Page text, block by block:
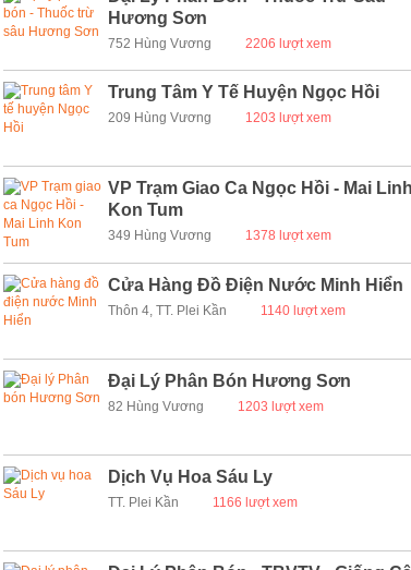
Hương Sơn
752 Hùng Vương 2206 lượt xem
Trung Tâm Y Tế Huyện Ngọc Hồi
209 Hùng Vương 1203 lượt xem
VP Trạm Giao Ca Ngọc Hồi - Mai
Kon Tum
349 Hùng Vương 1378 lượt xem
Cửa Hàng Đồ Điện Nước Minh Hiển
Thôn 4, TT. Plei Kần 1140 lượt xem
Đại Lý Phân Bón Hương Sơn
82 Hùng Vương 1203 lượt xem
Dịch Vụ Hoa Sáu Ly
TT. Plei Kần 1166 lượt xem